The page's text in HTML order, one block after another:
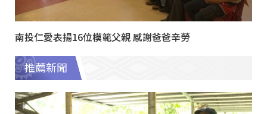
南投仁愛表揚16位模範父親 感謝爸爸辛勞
推薦新聞